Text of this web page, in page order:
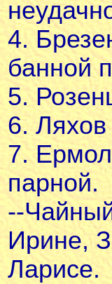
4.
банной
5.
6.
7.
парной.
--
Ирине,
Ларисе.